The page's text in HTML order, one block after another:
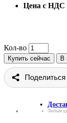
Цена с НДС
Кол-во
Купить сейчас В
Поделиться
Любым